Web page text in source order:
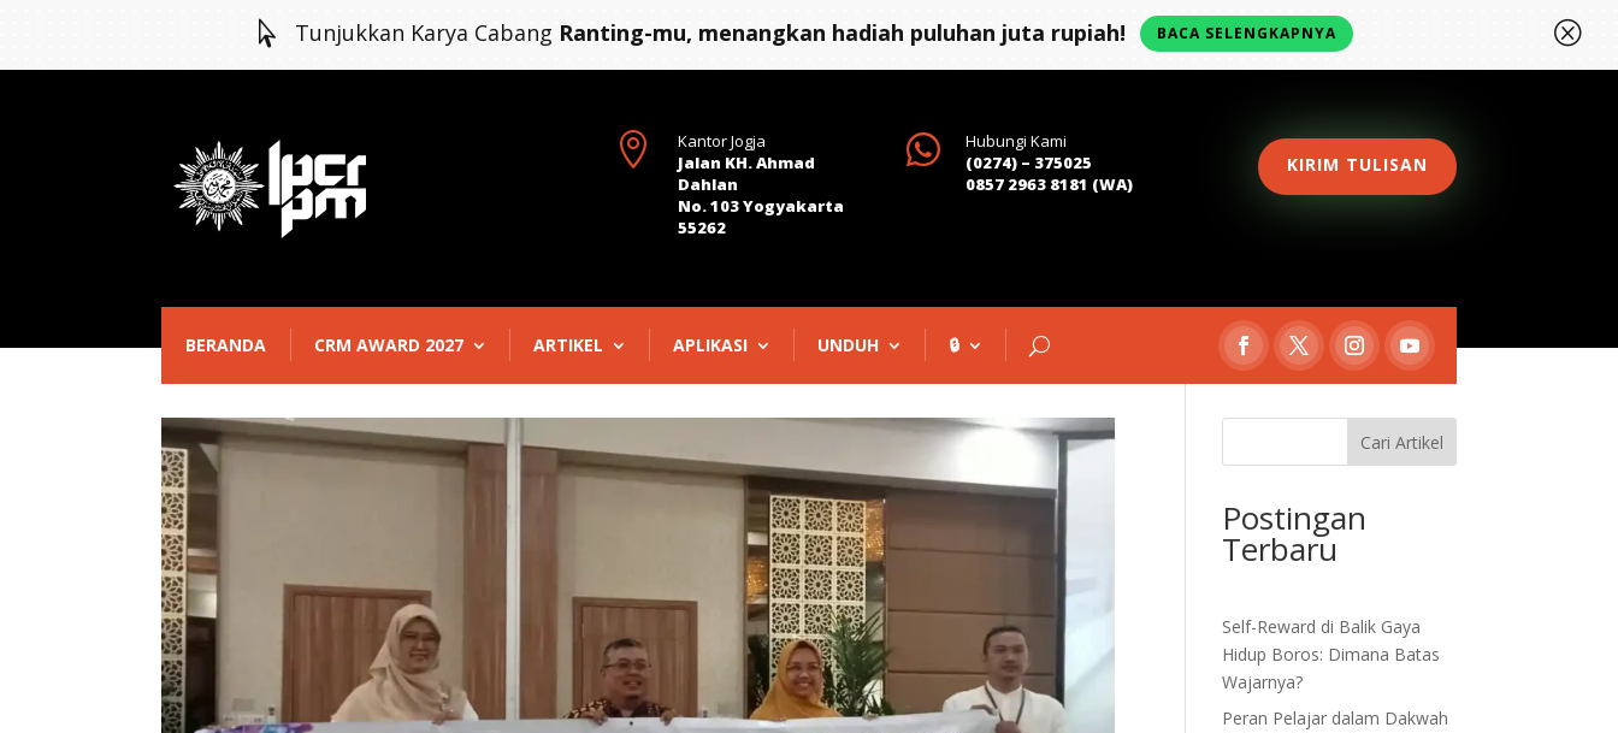
 Tunjukkan Karya Cabang Ranting-mu, menangkan hadiah puluhan juta rupiah! BACA SELENGKAPNYA Q

Kantor Jogja
Jalan KH. Ahmad
Dahlan
No. 103 Yogyakarta
55262

Hubungi Kami
(0274) – 375025
0857 2963 8181 (WA)
KIRIM TULISAN
BERANDA CRM AWARD 2027 ARTIKEL APLIKASI UNDUH 🔒
Cari Artikel
Postingan
Terbaru
Self-Reward di Balik Gaya
Hidup Boros: Dimana Batas
Wajarnya?
Peran Pelajar dalam Dakwah